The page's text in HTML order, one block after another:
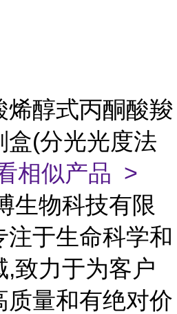
烯醇式丙酮酸羧
盒(分光光度法
相似产品 >
生物科技有限
于生命科学和
,致力于为客户
质量和有绝对价